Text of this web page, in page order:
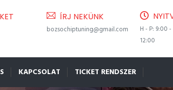
ÍRJ NEKÜNK
bozsochiptuning@gmail.com
H - P: 9:00
12:00
KAPCSOLAT TICKET RENDSZER